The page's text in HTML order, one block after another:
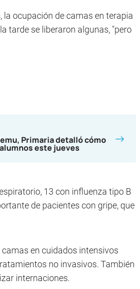
la ocupación de camas en terapia
tarde se liberaron algunas, "pero
Primaria detalló cómo
este jueves
13 con influenza tipo B
de pacientes con gripe, que
camas en cuidados intensivos
no invasivos. También
internaciones.